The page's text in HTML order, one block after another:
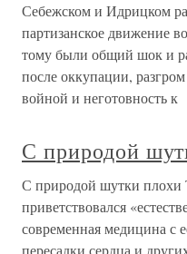
Себежском и Идрицком
партизанское движение
тому были общий шок и
после оккупации,
войной и неготовность к
С природой
С природой шутки плохи
приветствовался
современная медицина с